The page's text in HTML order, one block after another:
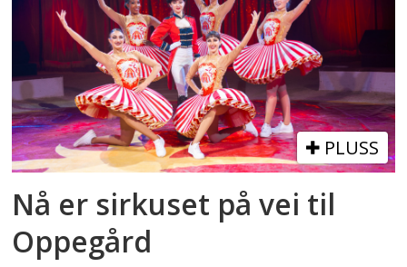
PLUSS
Nå er sirkuset på vei til
Oppegård